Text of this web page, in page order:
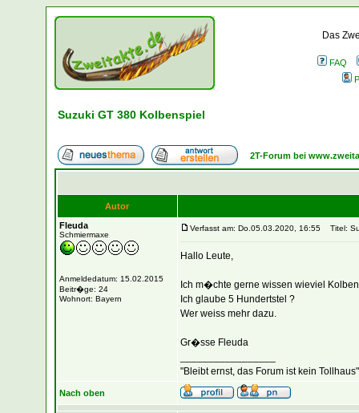
Das
FAQ
Suzuki GT 380 Kolbenspiel
2T-Forum bei
Autor
Fleuda
Schmiermaxe
Anmeldedatum: 15.02.2015
Beitr�ge: 24
Wohnort: Bayern
Verfasst am: Do.05.03.2020, 16:55 Titel:
Hallo Leute,
Ich m�chte gerne wissen wieviel
Ich glaube 5 Hundertstel ?
Wer weiss mehr dazu.
Gr�sse Fleuda
"Bleibt ernst, das Forum ist kein Tollhaus"
Nach oben